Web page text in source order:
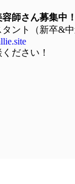
師さん募集中！
ント（新卒&中
ださい！